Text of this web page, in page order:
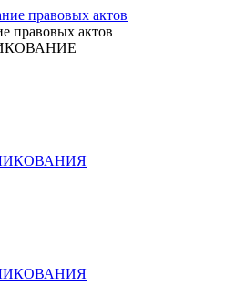
правовых актов